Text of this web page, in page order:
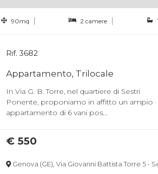
90mq 2 camere
Rif. 3682
Appartamento, Trilocale
In Via G. B. Torre, nel quartiere di Sestri
Ponente, proponiamo in affitto un ampio
appartamento di 6 vani pos...
€ 550
Genova (GE), Via Giovanni Battista Torre 5 -